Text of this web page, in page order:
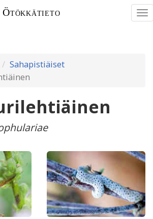
Ötökkätieto
Sahapistiäiset